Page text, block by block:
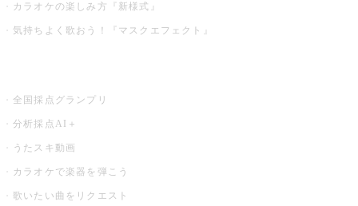
カラオケの楽しみ方『新様式』
気持ちよく歌おう！『マスクエフェクト』
全国採点グランプリ
分析採点AI＋
うたスキ動画
カラオケで楽器を弾こう
歌いたい曲をリクエスト